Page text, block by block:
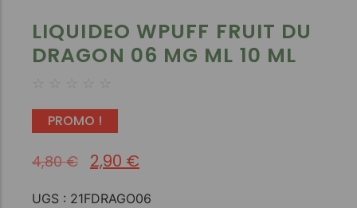
LIQUIDEO WPUFF FRUIT DU
DRAGON 06 MG ML 10 ML
☆ ☆ ☆ ☆ ☆
PROMO !
4,80€ 2,90 €
UGS : 21FDRAGO06